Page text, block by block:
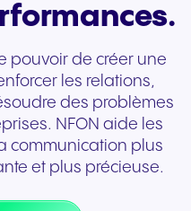
pouvoir de créer une
les relations,
des problèmes
NFON aide les
communication plus
et plus précieuse.